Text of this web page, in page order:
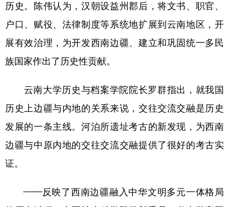
历史。陈伟认为，汉朝设益州郡后，将文书、职官、
户口、赋役、法律制度等系统地扩展到云南地区，开
展有效治理，为开发西南边疆、建立和巩固统一多民
族国家作出了历史性贡献。
云南大学历史与档案学院院长罗群指出，就我国
历史上边疆与内地的关系来说，交往交流交融是历史
发展的一条主线。河泊所遗址考古的新发现，为西南
边疆与中原内地的交往交流交融提供了很好的考古实
证。
——反映了西南边疆融入中华文明多元一体格局